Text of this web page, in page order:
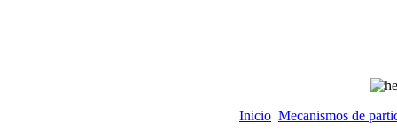
Inicio Mecanismos de